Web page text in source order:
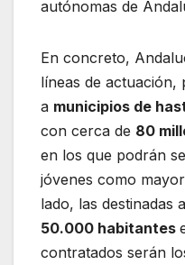
autónomas de
En concreto,
líneas de actuación,
a municipios de
con cerca de 80
en los que podrán
jóvenes como
lado, las destinadas a
50.000 habitantes
contratados serán